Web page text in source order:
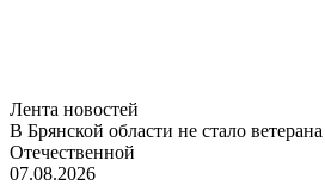
Лента новостей
В Брянской области не стало
Отечественной
07.08.2026